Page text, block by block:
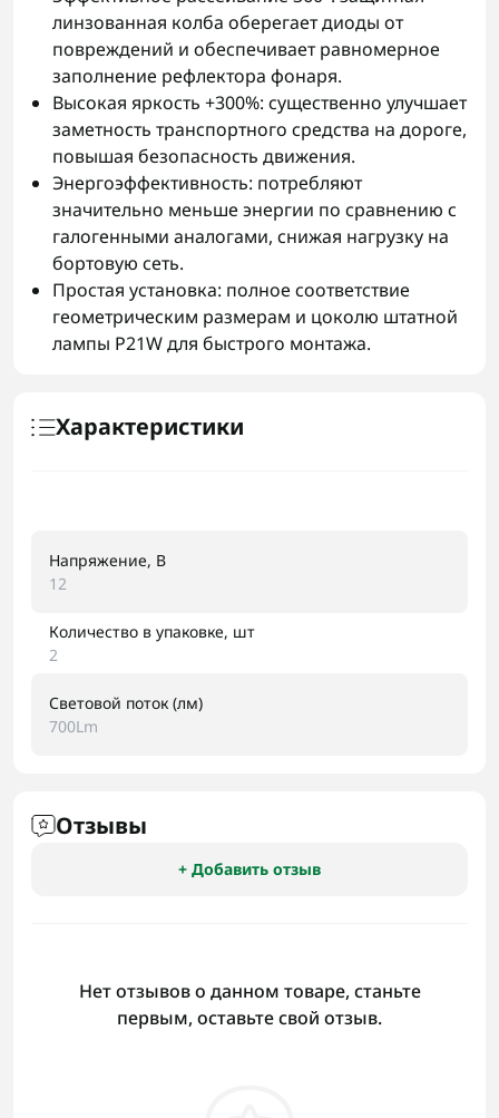
линзованная колба оберегает диоды от
повреждений и обеспечивает равномерное
заполнение рефлектора фонаря.
Высокая яркость +300%: существенно улучшает
заметность транспортного средства на дороге,
повышая безопасность движения.
Энергоэффективность: потребляют
значительно меньше энергии по сравнению с
галогенными аналогами, снижая нагрузку на
бортовую сеть.
Простая установка: полное соответствие
геометрическим размерам и цоколю штатной
лампы P21W для быстрого монтажа.
Характеристики
Напряжение, В
12
Количество в упаковке, шт
2
Световой поток (лм)
700Lm
Отзывы
+ Добавить отзыв
Нет отзывов о данном товаре, станьте
первым, оставьте свой отзыв.